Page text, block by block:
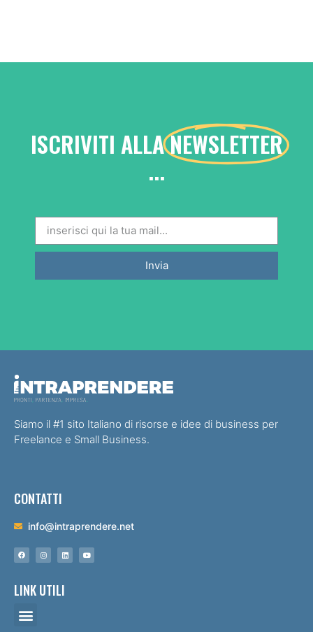
ISCRIVITI ALLANEWSLETTER
...
Invia
Siamo il #1 sito Italiano di risorse e idee di business per
Freelance e Small Business.
CONTATTI
info@intraprendere.net
LINK UTILI